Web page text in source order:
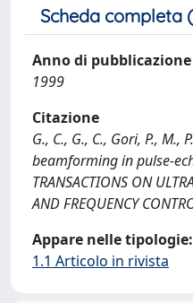
Scheda completa
Anno di pubblicazione
1999
Citazione
G., C., G., C., Gori, P.,
beamforming in pulse-
TRANSACTIONS ON
AND FREQUENCY
Appare nelle tipologie:
1.1 Articolo in rivista